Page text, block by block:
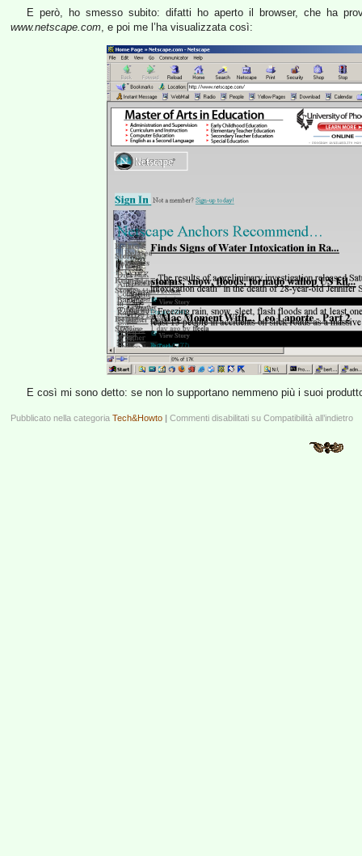
E però, ho smesso subito: difatti ho aperto il browser, che ha
www.netscape.com, e poi me l’ha visualizzata così:
E così mi sono detto: se non lo supportano nemmeno più i suoi
Pubblicato nella categoria Tech&Howto | Commenti disabilitati su Compatibilità all’indietro